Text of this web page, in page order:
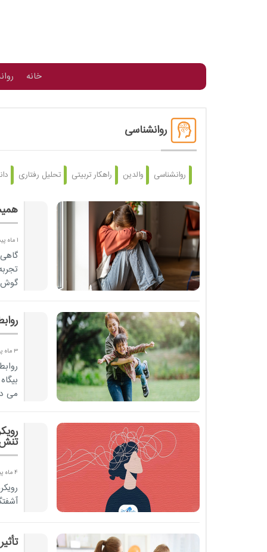
خانه
روانشناسی
روانشناسی والدین راهکار تربیتی تحلیل رفتاری
1 ماه پیش
گوش
3 ماه پیش
می
4 ماه پیش